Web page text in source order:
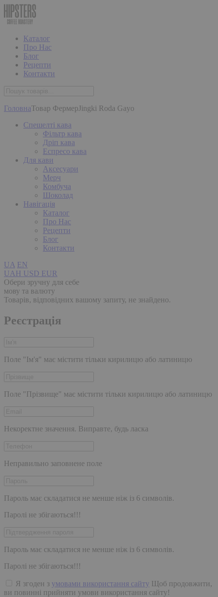
Каталог
Про Нас
Блог
Рецепти
Контакти
ГоловнаТовар ФермерJingki Roda Gayo
Спешелті кава
Фільтр кава
Дріп кава
Еспресо кава
Для кави
Аксесуари
Мерч
Комбуча
Шоколад
Навігація
Каталог
Про Нас
Рецепти
Блог
Контакти
UA EN
UAH USD EUR
Обери зручну для себе
мову та валюту
Товарів, відповідних вашому запиту, не знайдено.
Реєстрація
Поле "Ім'я" має містити тільки кирилицю або латиницю
Поле "Прізвище" має містити тільки кирилицю або латиницю
Некоректне значення. Виправте, будь ласка
Неправильно заповнене поле
Пароль має складатися не менше ніж із 6 символів.
Паролі не збігаються!!!
Пароль має складатися не менше ніж із 6 символів.
Паролі не збігаються!!!
Я згоден з умовами використання сайту Щоб продовжити,
ви повинні прийняти умови використання сайту!